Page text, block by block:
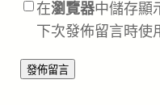
在瀏覽器中儲存顯
下次發佈留言時使